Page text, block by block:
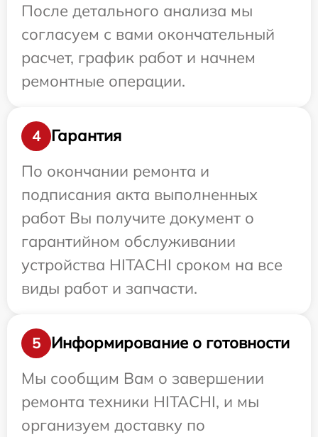
После детального анализа мы
согласуем с вами окончательный
расчет, график работ и начнем
ремонтные операции.
4
Гарантия
По окончании ремонта и
подписания акта выполненных
работ Вы получите документ о
гарантийном обслуживании
устройства HITACHI сроком на все
виды работ и запчасти.
5
Информирование о готовности
Мы сообщим Вам о завершении
ремонта техники HITACHI, и мы
организуем доставку по